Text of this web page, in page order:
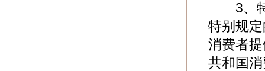
3、特
特别规
消费者
共和国